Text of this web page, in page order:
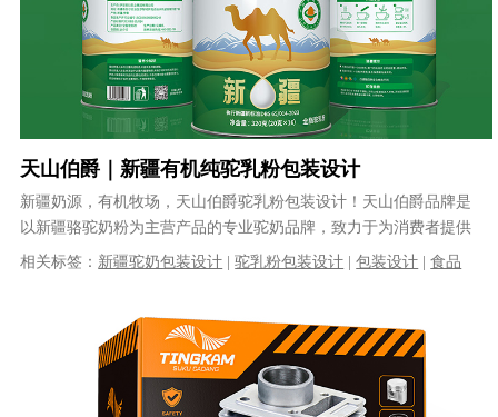
天山伯爵｜新疆有机纯驼乳粉包装设计
新疆奶源，有机牧场，天山伯爵驼乳粉包装设计！天山伯爵品牌是
以新疆骆驼奶粉为主营产品的专业驼奶品牌，致力于为消费者提供
天然、安全的中高端驼乳产品。天山伯......
相关标签： 新疆驼奶包装设计 |驼乳粉包装设计 |包装设计 |食品